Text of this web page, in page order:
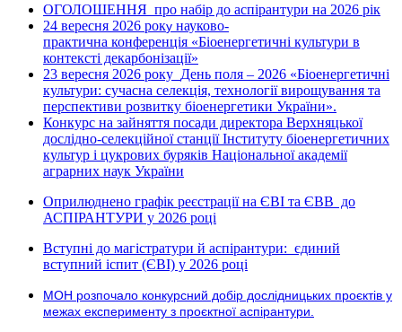
ОГОЛОШЕННЯ про набір до аспірантури на 2026 рік
24 вересня 2026 року науково-
практична конференція «Біоенергетичні культури в
контексті декарбонізації»
23 вересня 2026 року День поля – 2026 «Біоенергетичні
культури: сучасна селекція, технології вирощування та
перспективи розвитку біоенергетики України».
Конкурс на зайняття посади директора Верхняцької
дослідно-селекційної станції Інституту біоенергетичних
культур і цукрових буряків Національної академії
аграрних наук України
Оприлюднено графік реєстрації на ЄВІ та ЄВВ до
АСПІРАНТУРИ у 2026 році
Вступні до магістратури й аспірантури: єдиний
вступний іспит (ЄВІ) у 2026 році
МОН розпочало конкурсний добір дослідницьких проєктів у
межах експерименту з проєктної аспірантури.